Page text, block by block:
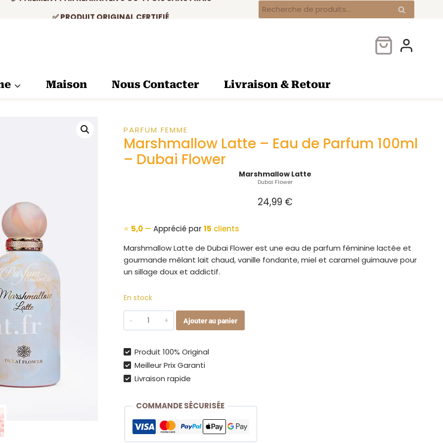
✅ PRODUIT ORIGINAL CERTIFIÉ
Recherche
pour :
Recherche
Maison Nous Contacter Livraison & Retour
PARFUM FEMME
Marshmallow Latte – Eau de Parfum 100ml
– Dubai Flower
Marshmallow Latte
Dubai Flower
24,99 €
⭐ 5,0— Apprécié par 15 clients
Marshmallow Latte de Dubai Flower est une eau de parfum féminine lactée et
gourmande mêlant lait chaud, vanille fondante, miel et caramel guimauve pour
un sillage doux et addictif.
En stock
quantité
de
Latte
–
Eau
100ml
–
Dubai
Ajouter au panier
Produit 100% Original
Meilleur Prix Garanti
Livraison rapide
COMMANDE SÉCURISÉE
Marshmallow
Latte
–